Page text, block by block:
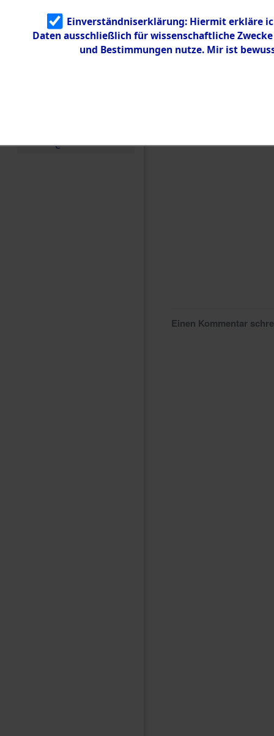
Identifizierun
g
5.3.3
Todesmärsch
e
Einen Kommentar
Einverständniserklärung: Hiermit erkläre
Daten ausschließlich für wissenschaftliche
und Bestimmungen nutze. Mir ist